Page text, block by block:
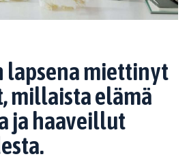
lapsena miettinyt
millaista elämä
ja haaveillut